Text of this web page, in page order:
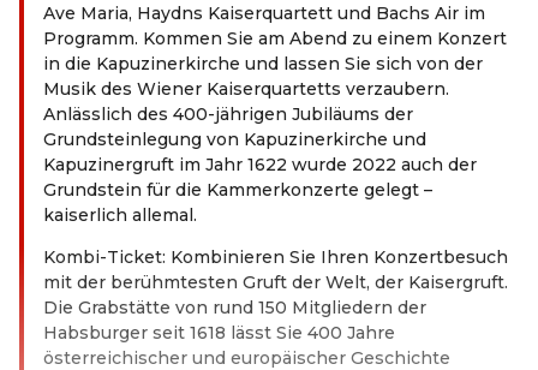
Ave Maria, Haydns Kaiserquartett und Bachs Air im
Programm. Kommen Sie am Abend zu einem Konzert
in die Kapuzinerkirche und lassen Sie sich von der
Musik des Wiener Kaiserquartetts verzaubern.
Anlässlich des 400-jährigen Jubiläums der
Grundsteinlegung von Kapuzinerkirche und
Kapuzinergruft im Jahr 1622 wurde 2022 auch der
Grundstein für die Kammerkonzerte gelegt –
kaiserlich allemal.
Kombi-Ticket: Kombinieren Sie Ihren Konzertbesuch
mit der berühmtesten Gruft der Welt, der Kaisergruft.
Die Grabstätte von rund 150 Mitgliedern der
Habsburger seit 1618 lässt Sie 400 Jahre
österreichischer und europäischer Geschichte